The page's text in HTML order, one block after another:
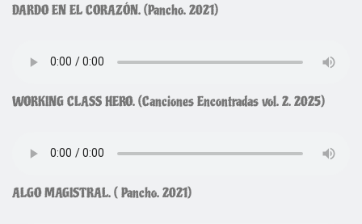
DARDO EN EL CORAZÓN. (Pancho. 2021)
WORKING CLASS HERO. (Canciones Encontradas vol. 2. 2025)
ALGO MAGISTRAL. ( Pancho. 2021)